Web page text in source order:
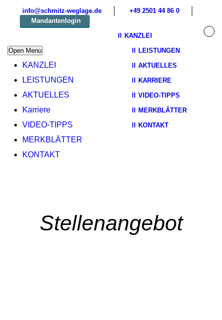
info@schmitz-weglage.de
+49 2501 44 86 0
Mandantenlogin
Open Menu
KANZLEI
LEISTUNGEN
AKTUELLES
Karriere
VIDEO-TIPPS
MERKBLÄTTER
KONTAKT
KANZLEI
LEISTUNGEN
AKTUELLES
KARRIERE
VIDEO-TIPPS
MERKBLÄTTER
KONTAKT
Stellenangebot